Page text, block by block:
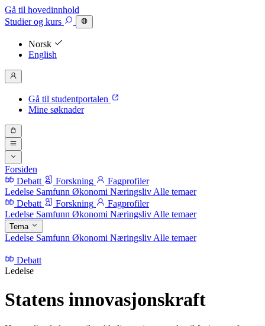
Gå til hovedinnhold
Studierog kurs
Norsk
English
Gå til studentportalen
Mine søknader
Forsiden
Debatt
Forskning
Fagprofiler
Ledelse Samfunn Økonomi Næringsliv Alle temaer
Debatt
Forskning
Fagprofiler
Ledelse Samfunn Økonomi Næringsliv Alle temaer
Tema
Ledelse Samfunn Økonomi Næringsliv Alle temaer
Debatt
Ledelse
Statens innovasjonskraft